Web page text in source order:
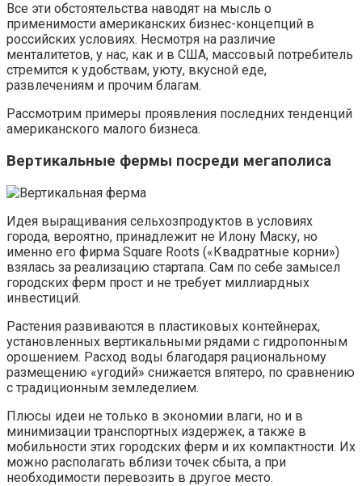
Все эти обстоятельства наводят на мысль о
применимости американских бизнес-концепций в
российских условиях. Несмотря на различие
менталитетов, у нас, как и в США, массовый потребитель
стремится к удобствам, уюту, вкусной еде,
развлечениям и прочим благам.
Рассмотрим примеры проявления последних тенденций
американского малого бизнеса.
Вертикальные фермы посреди мегаполиса
Идея выращивания сельхозпродуктов в условиях
города, вероятно, принадлежит не Илону Маску, но
именно его фирма Square Roots («Квадратные корни»)
взялась за реализацию стартапа. Сам по себе замысел
городских ферм прост и не требует миллиардных
инвестиций.
Растения развиваются в пластиковых контейнерах,
установленных вертикальными рядами с гидропонным
орошением. Расход воды благодаря рациональному
размещению «угодий» снижается впятеро, по сравнению
с традиционным земледелием.
Плюсы идеи не только в экономии влаги, но и в
минимизации транспортных издержек, а также в
мобильности этих городских ферм и их компактности. Их
можно располагать вблизи точек сбыта, а при
необходимости перевозить в другое место.